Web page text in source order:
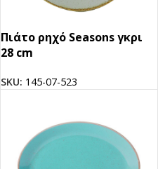
Πιάτο ρηχό Seasons γκρι
28 cm
SKU: 145-07-523